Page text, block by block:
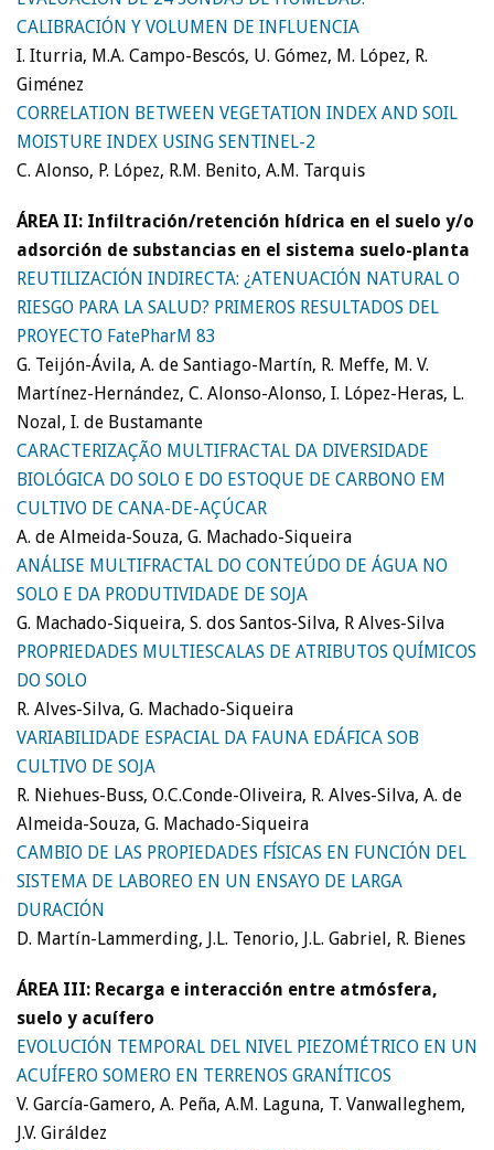
CALIBRACIÓN Y VOLUMEN DE INFLUENCIA
I. Iturria, M.A. Campo-Bescós, U. Gómez, M. López, R.
Giménez
CORRELATION BETWEEN VEGETATION INDEX AND SOIL
MOISTURE INDEX USING SENTINEL-2
C. Alonso, P. López, R.M. Benito, A.M. Tarquis
ÁREA II: Infiltración/retención hídrica en el suelo y/o
adsorción de substancias en el sistema suelo-planta
REUTILIZACIÓN INDIRECTA: ¿ATENUACIÓN NATURAL O
RIESGO PARA LA SALUD? PRIMEROS RESULTADOS DEL
PROYECTO FatePharM 83
G. Teijón-Ávila, A. de Santiago-Martín, R. Meffe, M. V.
Martínez-Hernández, C. Alonso-Alonso, I. López-Heras, L.
Nozal, I. de Bustamante
CARACTERIZAÇÃO MULTIFRACTAL DA DIVERSIDADE
BIOLÓGICA DO SOLO E DO ESTOQUE DE CARBONO EM
CULTIVO DE CANA-DE-AÇÚCAR
A. de Almeida-Souza, G. Machado-Siqueira
ANÁLISE MULTIFRACTAL DO CONTEÚDO DE ÁGUA NO
SOLO E DA PRODUTIVIDADE DE SOJA
G. Machado-Siqueira, S. dos Santos-Silva, R Alves-Silva
PROPRIEDADES MULTIESCALAS DE ATRIBUTOS QUÍMICOS
DO SOLO
R. Alves-Silva, G. Machado-Siqueira
VARIABILIDADE ESPACIAL DA FAUNA EDÁFICA SOB
CULTIVO DE SOJA
R. Niehues-Buss, O.C.Conde-Oliveira, R. Alves-Silva, A. de
Almeida-Souza, G. Machado-Siqueira
CAMBIO DE LAS PROPIEDADES FÍSICAS EN FUNCIÓN DEL
SISTEMA DE LABOREO EN UN ENSAYO DE LARGA
DURACIÓN
D. Martín-Lammerding, J.L. Tenorio, J.L. Gabriel, R. Bienes
ÁREA III: Recarga e interacción entre atmósfera,
suelo y acuífero
EVOLUCIÓN TEMPORAL DEL NIVEL PIEZOMÉTRICO EN UN
ACUÍFERO SOMERO EN TERRENOS GRANÍTICOS
V. García-Gamero, A. Peña, A.M. Laguna, T. Vanwalleghem,
J.V. Giráldez